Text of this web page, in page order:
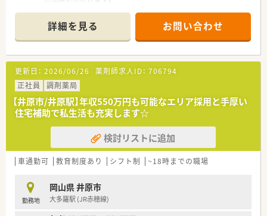
■隣接する病院より眼科・整形外科をメインで応需しています。
■居宅在宅も積極的に行っている店舗です。
■薬剤師会認定基準薬局に認定されています。
＜業務内容＞
■処方箋による調剤業務、服薬指導、薬剤情報の提供など
＜研修制度＞
■現場の先輩薬剤師より指導を受けて頂きます。
＜法人特徴＞
■全9店舗展開中です。
岡山県井原市・笠岡市に7店、福岡県に2店舗を展開中。
■若いパワーで楽しい職場環境です。
中。在宅医療に興味がある方も積極募集しています。
■賞与は年3回支給！一人ひとりの頑張りをしっかりと評価して
くれる薬局です。
詳細を見る お問い合わせ
更新日： 2026/06/26 薬剤師求人ID： 706794
正社員
調剤薬局
【井原市/井原駅】年収550万円も可能なエリア採用と手厚い
住宅補助で私生活も充実します☆
検討リストに追加
車通勤可 教育制度あり シフト制 ~18時までの職場
勤務地
岡山県 井原市
大多羅駅 (JR赤穂線)